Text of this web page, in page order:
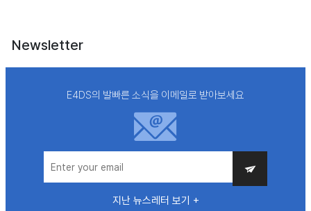
Newsletter
E4DS의 발빠른 소식을 이메일로 받아보세요
지난 뉴스레터 보기 +